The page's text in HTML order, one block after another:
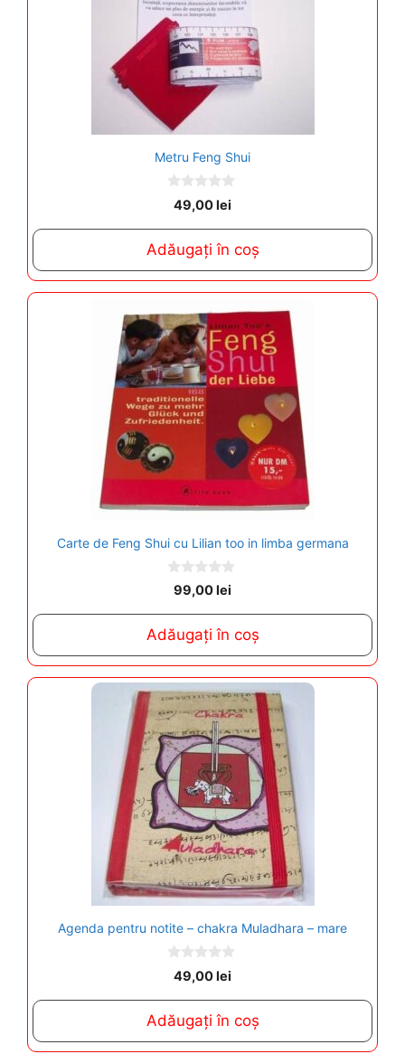
Metru Feng Shui
o
o
5
49,00lei
Adăugați în coș
Carte de Feng Shui cu Lilian too in limba germana
0
o
5
99,00lei
Adăugați în coș
Agenda pentru notite – chakra Muladhara – mare
o
o
5
49,00lei
Adăugați în coș